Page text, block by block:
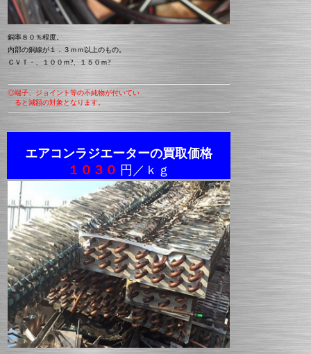
銅率８０％程度。
内部の銅線が１．３ｍｍ以上のもの。
ＣＶＴ・、１００ｍ?、１５０ｍ?
◎端子、ジョイント等の不純物が付いてい
ると減額の対象となります。
エアコンラジエーターの買取価格
１０３０ 円／ｋｇ